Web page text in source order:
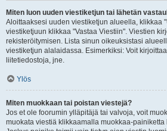
Miten luon uuden viestiketjun tai lähetän
Aloittaaksesi uuden viestiketjun alueella, klikkaa
viestiketjuun klikkaa "Vastaa Viestiin". Viestien
rekisteröitymisen. Lista sinun oikeuksistasi
viestiketjun alalaidassa. Esimerkiksi: Voit
liitetiedostoja, jne.
Ylös
Miten muokkaan tai poistan viestejä?
Jos et ole foorumin ylläpitäjä tai valvoja, voit
muokata viestiä klikkaamalla muokkaa-